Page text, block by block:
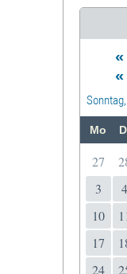
«
«
Mo
27
3
4
10
17
24